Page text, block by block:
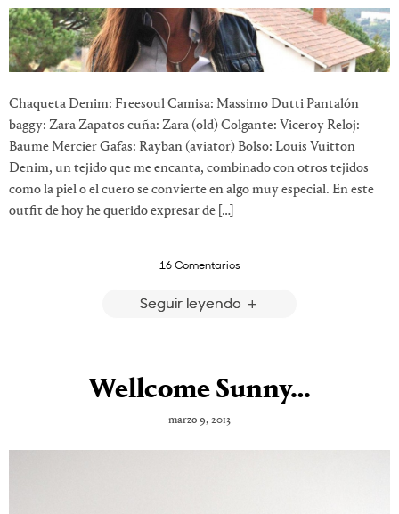
Chaqueta Denim: Freesoul Camisa: Massimo Dutti Pantalón
baggy: Zara Zapatos cuña: Zara (old) Colgante: Viceroy Reloj:
Baume Mercier Gafas: Rayban (aviator) Bolso: Louis Vuitton
Denim, un tejido que me encanta, combinado con otros tejidos
como la piel o el cuero se convierte en algo muy especial. En este
outfit de hoy he querido expresar de […]
16 Comentarios
Seguir leyendo
Wellcome Sunny…
marzo 9, 2013